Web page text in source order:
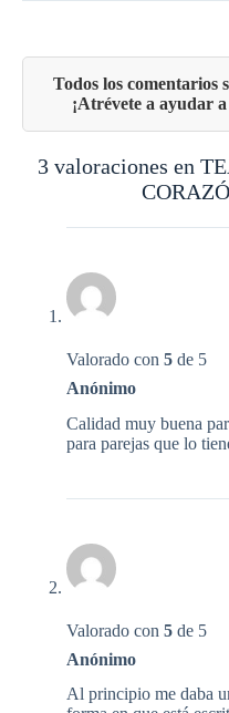
3 valoraciones en
Valorado con 5 de 5
Anónimo
Calidad muy buena
para parejas que lo
Valorado con 5 de 5
Anónimo
Al principio me daba